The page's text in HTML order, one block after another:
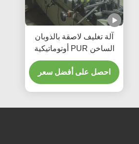
آلة تغليف لاصقة بالذوبان
الساخن PUR أوتوماتيكية
بالكامل للأقمشة بسرعة
إنتاج 5-17 متر/دقيقة
احصل على أفضل سعر